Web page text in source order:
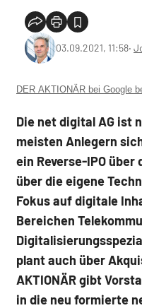
03.09.2021, 11:58‧
DER AKTIONÄR bei Google
Die net digital AG ist
meisten Anlegern
ein Reverse-IPO
über die eigene
Fokus auf digitale
Bereichen
plant auch über
AKTIONÄR gibt
in die neu formierte